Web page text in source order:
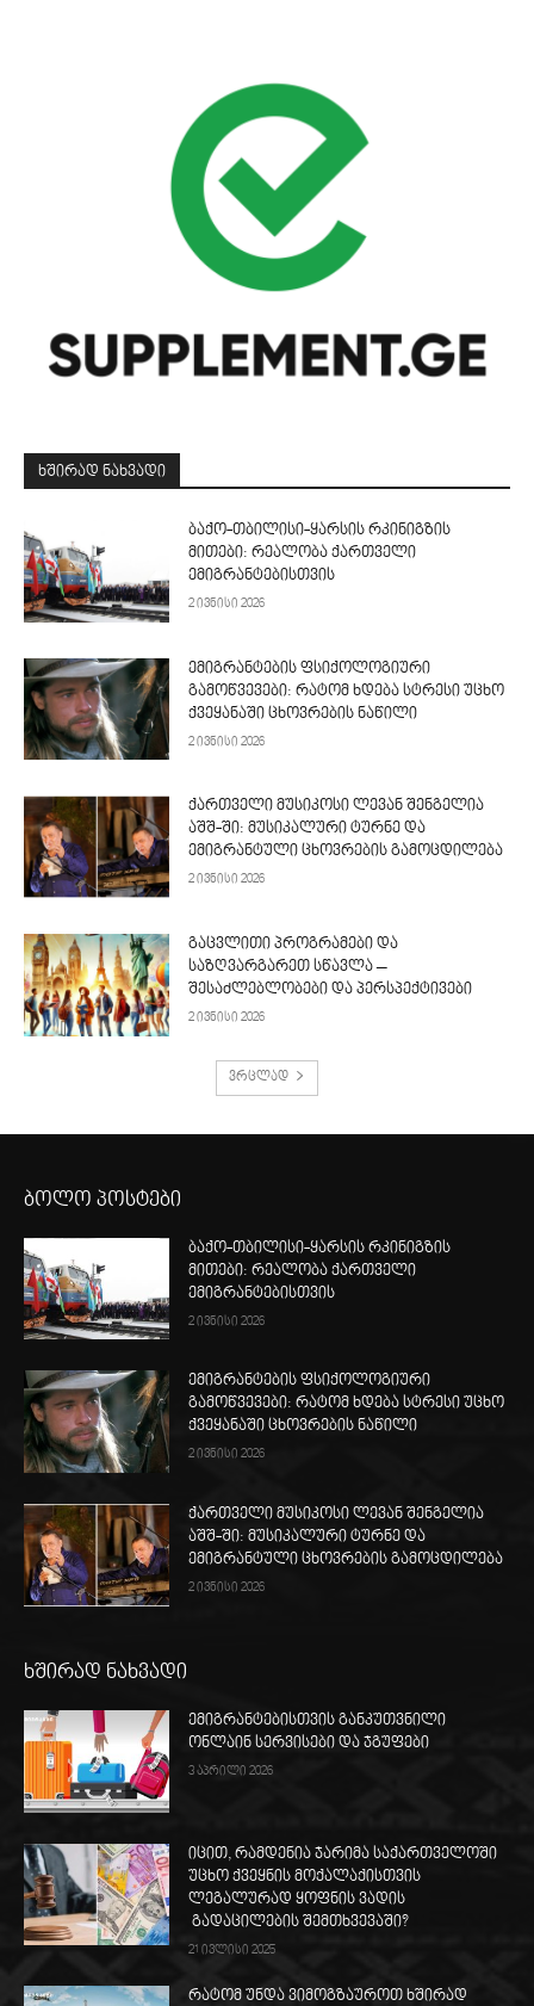
ᲮᲨᲘᲠᲐᲓ ᲜᲐᲮᲕᲐᲓᲘ
ბაქო-თბილისი-ყარსის რკინიგზის
მითები: რეალობა ქართველი
ემიგრანტებისთვის
2 ივნისი 2026
ემიგრანტების ფსიქოლოგიური
გამოწვევები: რატომ ხდება სტრესი უცხო
ქვეყანაში ცხოვრების ნაწილი
2 ივნისი 2026
ქართველი მუსიკოსი ლევან შენგელია
აშშ-ში: მუსიკალური ტურნე და
ემიგრანტული ცხოვრების გამოცდილება
2 ივნისი 2026
გაცვლითი პროგრამები და
საზღვარგარეთ სწავლა –
შესაძლებლობები და პერსპექტივები
2 ივნისი 2026
ვრცლად
ბოლო პოსტები
ბაქო-თბილისი-ყარსის რკინიგზის
მითები: რეალობა ქართველი
ემიგრანტებისთვის
2 ივნისი 2026
ემიგრანტების ფსიქოლოგიური
გამოწვევები: რატომ ხდება სტრესი უცხო
ქვეყანაში ცხოვრების ნაწილი
2 ივნისი 2026
ქართველი მუსიკოსი ლევან შენგელია
აშშ-ში: მუსიკალური ტურნე და
ემიგრანტული ცხოვრების გამოცდილება
2 ივნისი 2026
ხშირად ნახვადი
ემიგრანტებისთვის განკუთვნილი
ონლაინ სერვისები და ჯგუფები
3 აპრილი 2026
იცით, რამდენია ჯარიმა საქართველოში
უცხო ქვეყნის მოქალაქისთვის
ლეგალურად ყოფნის ვადის
გადაცილების შემთხვევაში?
21 ივლისი 2025
რატომ უნდა ვიმოგზაუროთ ხშირად